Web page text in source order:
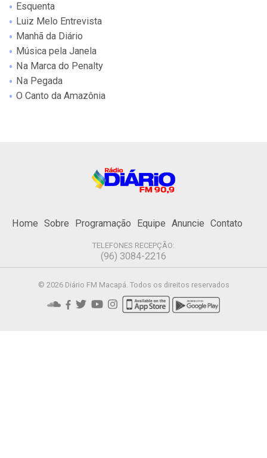
Esquenta
Luiz Melo Entrevista
Manhã da Diário
Música pela Janela
Na Marca do Penalty
Na Pegada
O Canto da Amazônia
Home Sobre Programação Equipe Anuncie Contato
TELEFONES RECEPÇÃO:
(96) 3084-2216
© 2026 Diário FM Macapá. Todos os direitos reservados